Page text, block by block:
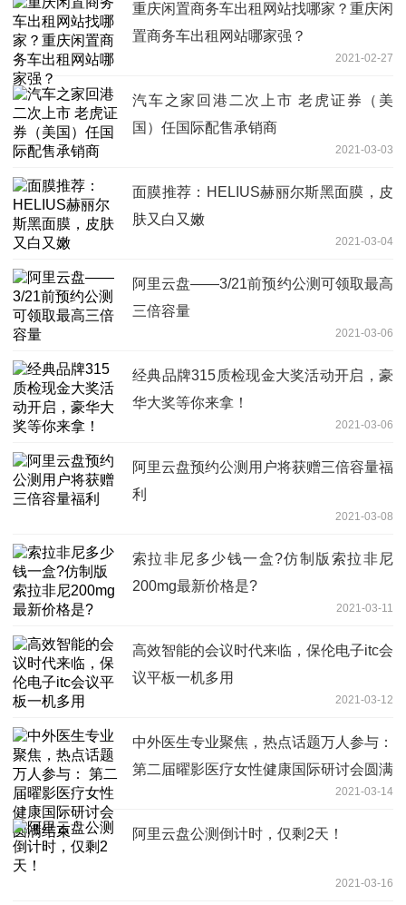
重庆闲置商务车出租网站找哪家？重庆闲
置商务车出租网站哪家强？
2021-02-27
汽车之家回港二次上市 老虎证券（美
国）任国际配售承销商
2021-03-03
面膜推荐：HELIUS赫丽尔斯黑面膜，皮
肤又白又嫩
2021-03-04
阿里云盘——3/21前预约公测可领取最高
三倍容量
2021-03-06
经典品牌315质检现金大奖活动开启，豪
华大奖等你来拿！
2021-03-06
阿里云盘预约公测用户将获赠三倍容量福
利
2021-03-08
索拉非尼多少钱一盒?仿制版索拉非尼
200mg最新价格是?
2021-03-11
高效智能的会议时代来临，保伦电子itc会
议平板一机多用
2021-03-12
中外医生专业聚焦，热点话题万人参与：
第二届曜影医疗女性健康国际研讨会圆满
2021-03-14
阿里云盘公测倒计时，仅剩2天！
2021-03-16